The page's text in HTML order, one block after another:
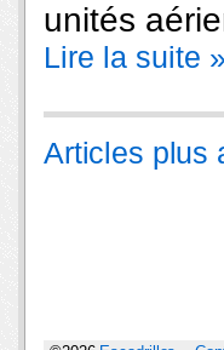
unités
Lire la suite »
Articles plus